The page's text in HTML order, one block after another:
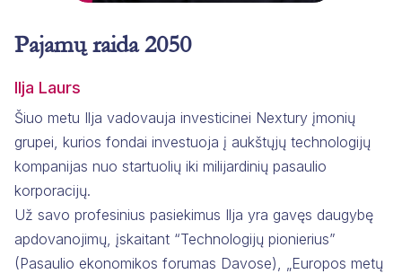
Pajamų raida 2050
Ilja Laurs
Šiuo metu Ilja vadovauja investicinei Nextury įmonių
grupei, kurios fondai investuoja į aukštųjų technologijų
kompanijas nuo startuolių iki milijardinių pasaulio
korporacijų. ​
Už savo profesinius pasiekimus Ilja yra gavęs daugybę
apdovanojimų, įskaitant “Technologijų pionierius”
(Pasaulio ekonomikos forumas Davose), „Europos metų